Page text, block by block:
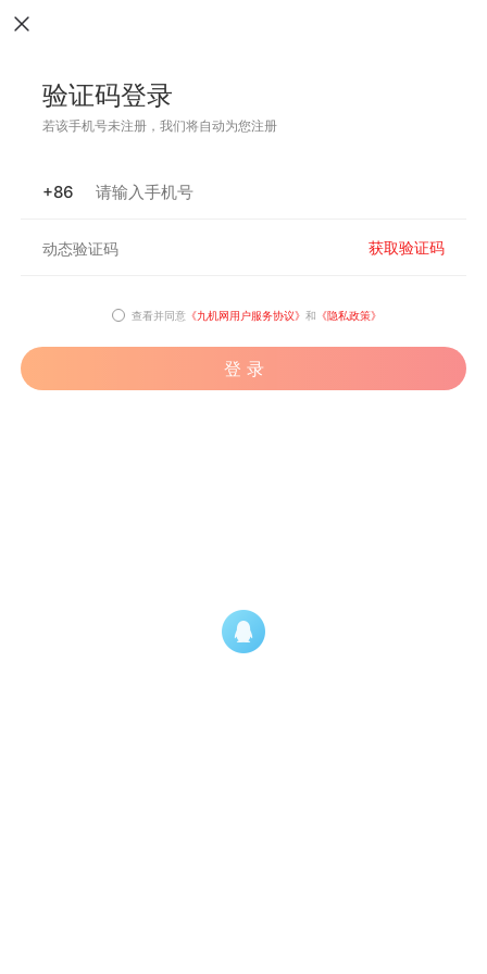
验证码登录
若该手机号未注册，我们将自动为您注册
+86
获取验证码
查看并同意 《九机网用户服务协议》 和 《隐私政策》
登 录